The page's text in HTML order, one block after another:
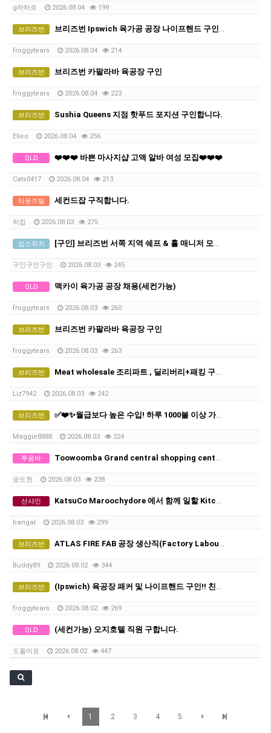
g하하르 2026.08.04 199
브리즈번 브리즈번 Ipswich 육가공 공장 나이프핸드 구인 (즉시 근무 가능)
froggytears 2026.08.04 214
브리즈번 브리즈번 카팔라바 육공장 구인
froggytears 2026.08.04 223
브리즈번 Sushia Queens 지점 핫푸드 포지션 구인합니다.
Elleo 2026.08.04 256
QLD ❤️❤️❤️ 바쁜 마사지샵 고액 알바 여성 모집❤️❤️❤️
Cats0417 2026.08.04 213
타운즈빌 세컨드잡 구직합니다.
히컵 2026.08.03 275
입스위치 [구인] 브리즈번 서쪽 지역 쉐프 & 홀 매니저 모집 (장기 근무 가능자)
구인구인구인 2026.08.03 245
QLD 맥카이 육가공 공장 채용(세컨가능)
froggytears 2026.08.03 260
브리즈번 브리즈번 카팔라바 육공장 구인
froggytears 2026.08.03 263
브리즈번 Meat wholesale 조리파트 , 딜리버리+패킹 구인공고
Liz7942 2026.08.03 242
브리즈번 ✅❤️✨월급보다 높은 수입! 하루 1000불 이상 가능한 프리미엄 마사지샵❤️✅✨
Maggie8888 2026.08.03 224
투움바 Toowoomba Grand central shopping center phone repair shop
송도현 2026.08.03 238
선샤인 KatsuCo Maroochydore 에서 함께 일할 Kitchen Staff를 모집합니다.
bangal 2026.08.03 299
브리즈번 ATLAS FIRE FAB 공장 생산직(Factory Labourer) 직원 모집
Buddy89 2026.08.02 344
브리즈번 (Ipswich) 육공장 패커 및 나이프핸드 구인!! 친구와 동반 지원 가능
froggytears 2026.08.02 269
QLD (세컨가능) 오지호텔 직원 구합니다.
도돌이표 2026.08.02 447
1 2 3 4 5